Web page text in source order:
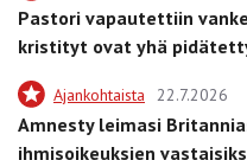
Pastori vapautettiin
kristityt ovat yhä
Ajankohtaista 22.7.2026
Amnesty leimasi
ihmisoikeuksien